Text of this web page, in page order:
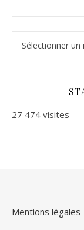
27 474 visites
Mentions légales